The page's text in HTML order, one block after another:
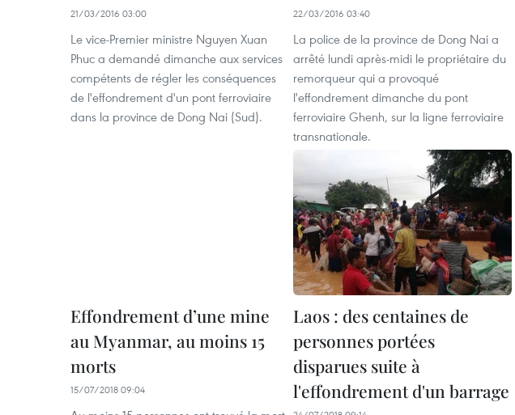
21/03/2016 03:00
Le vice-Premier ministre Nguyen Xuan
Phuc a demandé dimanche aux services
compétents de régler les conséquences
de l'effondrement d'un pont ferroviaire
dans la province de Dong Nai (Sud).
22/03/2016 03:40
La police de la province de Dong Nai a
arrêté lundi après-midi le propriétaire du
remorqueur qui a provoqué
l'effondrement dimanche du pont
ferroviaire Ghenh, sur la ligne ferroviaire
transnationale.
Effondrement d’une mine
au Myanmar, au moins 15
morts
15/07/2018 09:04
Laos : des centaines de
personnes portées
disparues suite à
l'effondrement d'un barrage